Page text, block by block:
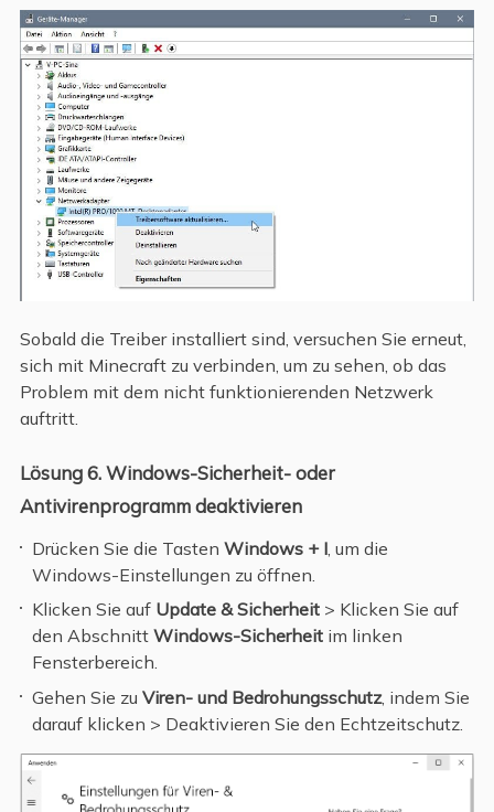
Sobald die Treiber installiert sind, versuchen Sie erneut,
sich mit Minecraft zu verbinden, um zu sehen, ob das
Problem mit dem nicht funktionierenden Netzwerk
auftritt.
Lösung 6. Windows-Sicherheit- oder
Antivirenprogramm deaktivieren
Drücken Sie die Tasten Windows + I , um die
Windows-Einstellungen zu öffnen.
Klicken Sie auf Update & Sicherheit > Klicken Sie auf
den AbschnittWindows-Sicherheit im linken
Fensterbereich.
Gehen Sie zuViren- und Bedrohungsschutz, indem Sie
darauf klicken > Deaktivieren Sie den Echtzeitschutz.